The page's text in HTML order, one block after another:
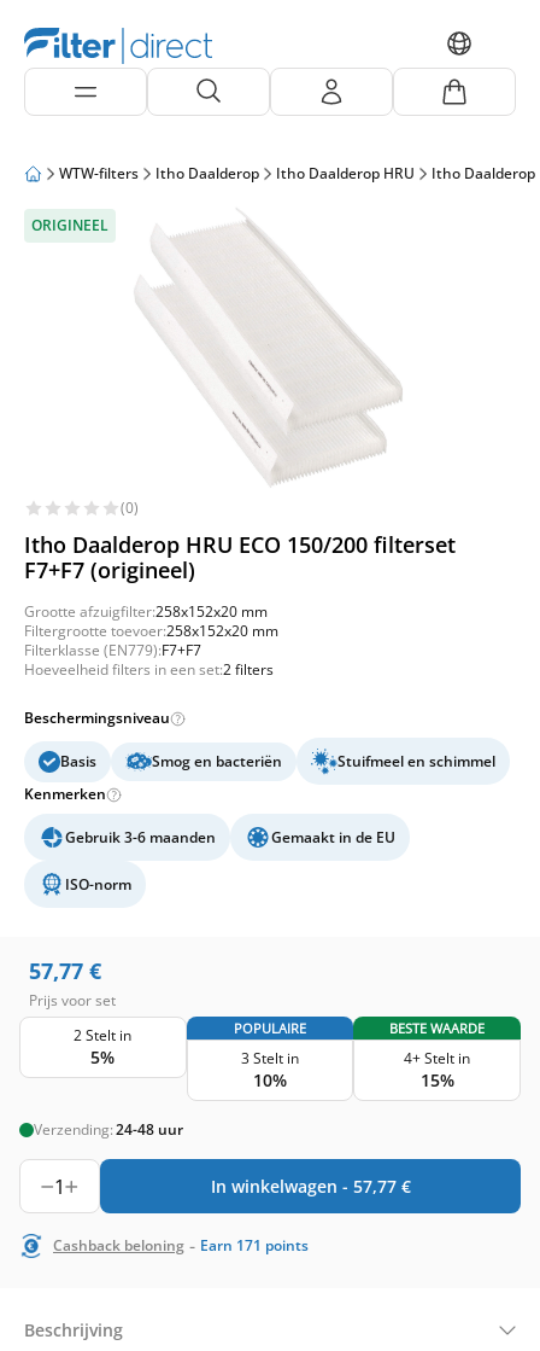
WTW-filters Itho Daalderop Itho Daalderop HRU Itho Daalderop
ORIGINEEL
(0)
Itho Daalderop HRU ECO 150/200 filterset
F7+F7 (origineel)
Grootte afzuigfilter:258x152x20 mm
Filtergrootte toevoer:258x152x20 mm
Filterklasse (EN779):F7+F7
Hoeveelheid filters in een set:2 filters
Beschermingsniveau
Basis Smog en bacteriën
Stuifmeel en schimmel
Kenmerken
Gebruik 3-6 maanden Gemaakt in de EU
ISO-norm
57,77 €
Prijs voor set
2 Stelt in
5%
POPULAIRE
3 Stelt in
10%
BESTE WAARDE
4+ Stelt in
15%
Verzending:24-48 uur
1 In winkelwagen - 57,77 €
Cashback beloning - Earn 171 points
Beschrijving